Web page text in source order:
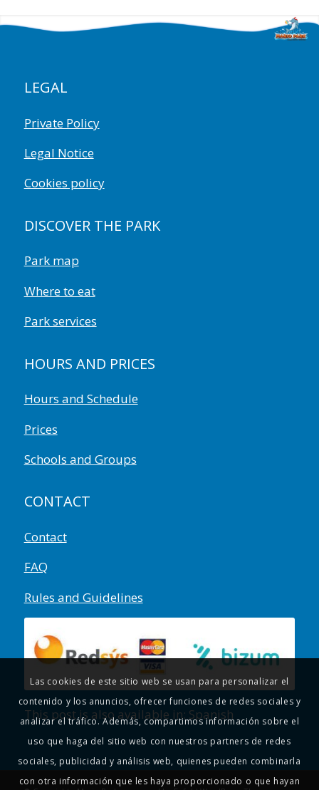
LEGAL
Private Policy
Legal Notice
Cookies policy
DISCOVER THE PARK
Park map
Where to eat
Park services
HOURS AND PRICES
Hours and Schedule
Prices
Schools and Groups
CONTACT
Contact
FAQ
Rules and Guidelines
This post is also available in: Spanish
Las cookies de este sitio web se usan para personalizar el
contenido y los anuncios, ofrecer funciones de redes sociales y
analizar el tráfico. Además, compartimos información sobre el
uso que haga del sitio web con nuestros partners de redes
sociales, publicidad y análisis web, quienes pueden combinarla
con otra información que les haya proporcionado o que hayan